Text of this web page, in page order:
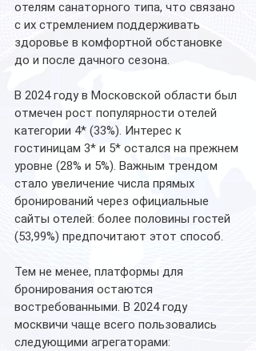
отелям санаторного типа, что связано
с их стремлением поддерживать
здоровье в комфортной обстановке
до и после дачного сезона.
В 2024 году в Московской области был
отмечен рост популярности отелей
категории 4* (33%). Интерес к
гостиницам 3* и 5* остался на прежнем
уровне (28% и 5%). Важным трендом
стало увеличение числа прямых
бронирований через официальные
сайты отелей: более половины гостей
(53,99%) предпочитают этот способ.
Тем не менее, платформы для
бронирования остаются
востребованными. В 2024 году
москвичи чаще всего пользовались
следующими агрегаторами: